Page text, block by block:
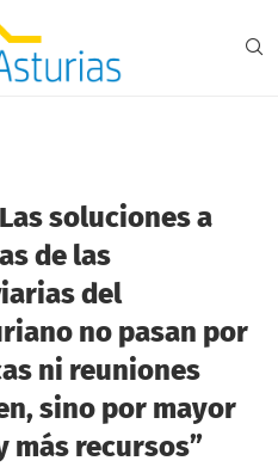
soluciones a
de las
del
no pasan por
ni reuniones
sino por mayor
recursos”